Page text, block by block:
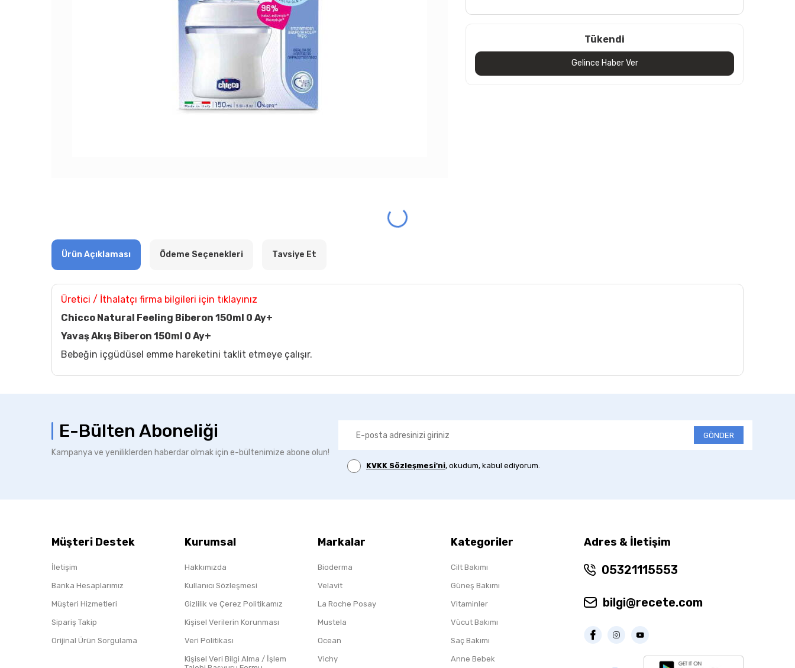
Tükendi
Gelince Haber Ver
Ürün Açıklaması Ödeme Seçenekleri Tavsiye Et
Üretici / İthalatçı firma bilgileri için tıklayınız
Chicco Natural Feeling Biberon 150ml 0 Ay+
Yavaş Akış Biberon 150ml 0 Ay+
Bebeğin içgüdüsel emme hareketini taklit etmeye çalışır.
E-Bülten Aboneliği
Kampanya ve yeniliklerden haberdar olmak için e-bültenimize abone olun!
GÖNDER
KVKK Sözleşmesi'ni, okudum, kabul ediyorum.
Müşteri Destek
İletişim
Banka Hesaplarımız
Müşteri Hizmetleri
Sipariş Takip
Orijinal Ürün Sorgulama
Kurumsal
Hakkımızda
Kullanıcı Sözleşmesi
Gizlilik ve Çerez Politikamız
Kişisel Verilerin Korunması
Veri Politikası
Kişisel Veri Bilgi Alma / İşlem
Markalar
Bioderma
Velavit
La Roche Posay
Mustela
Ocean
Vichy
Kategoriler
Cilt Bakımı
Güneş Bakımı
Vitaminler
Vücut Bakımı
Saç Bakımı
Anne Bebek
Adres & İletişim
05321115553
bilgi@recete.com